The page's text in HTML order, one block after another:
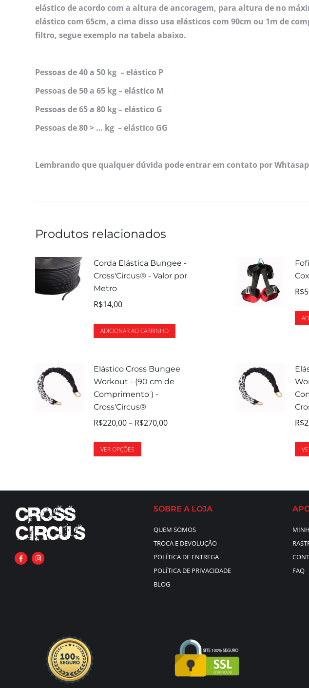
elástico de acordo com a altura de ancoragem, para altura de no
elástico com 65cm, a cima disso usa elásticos com 90cm ou 1m de
filtro, segue exemplo na tabela abaixo.
Pessoas de 40 a 50 kg – elástico P
Pessoas de 50 a 65 kg – elástico M
Pessoas de 65 a 80 kg – elástico G
Pessoas de 80 > … kg – elástico GG
Lembrando que qualquer dúvida pode entrar em contato por
Produtos relacionados
Corda Elástica Bungee -
Cross'Circus® - Valor por
Metro
R$14,00
ADICIONAR AO CARRINHO
R$
Elástico Cross Bungee
Workout - (90 cm de
Comprimento ) -
Cross'Circus®
R$220,00– R$270,00
VER OPÇÕES
R$
SOBRE A LOJA
QUEM SOMOS
TROCA E DEVOLUÇÃO
POLÍTICA DE ENTREGA
POLÍTICA DE PRIVACIDADE
BLOG
FAQ